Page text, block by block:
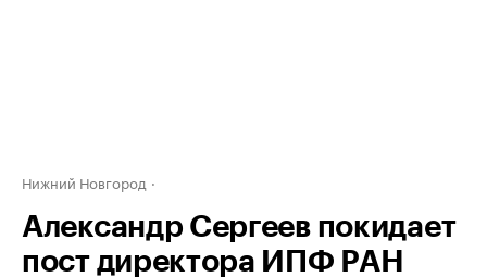
Нижний Новгород
Александр Сергеев покидает
пост директора ИПФ РАН